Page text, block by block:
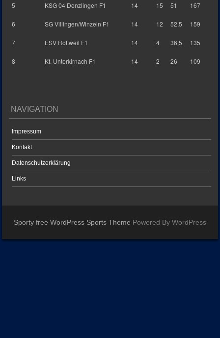
5 KSG 04 Denzlingen F1 14 15 51 167
6 SG Villingen/Winzeln F1 14 12 52,5 159
7 ESV Rottweil F1 14 4 36,5 135
8 Kf. Unterkirnach F1 14 2 26 109
NAVIGATION
Impressum
Kontakt
Datenschutzerklärung
Links
Sporty free WordPress Sports Theme Powered By WordPress